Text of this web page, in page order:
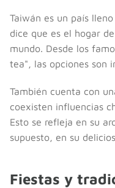
Taiwán es un país
dice que es el hogar
mundo. Desde los
tea", las opciones son
También cuenta con
coexisten influencias
Esto se refleja en su
supuesto, en su
Fiestas y